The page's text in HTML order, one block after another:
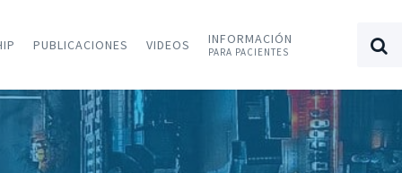
PUBLICACIONES VIDEOS INFORMACIÓN
PARA PACIENTES